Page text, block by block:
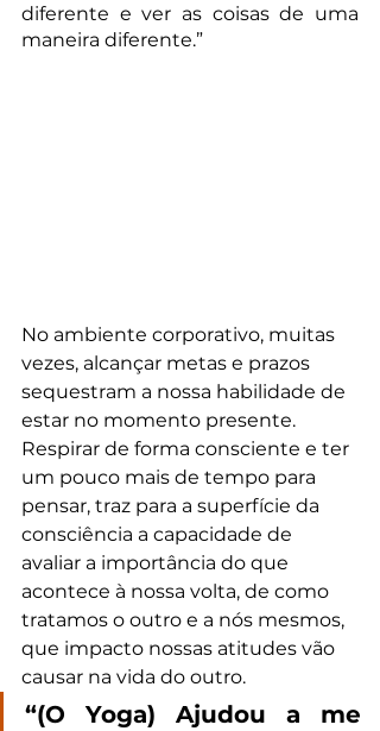
diferente e ver as coisas de uma
maneira diferente.”
No ambiente corporativo, muitas
vezes, alcançar metas e prazos
sequestram a nossa habilidade de
estar no momento presente.
Respirar de forma consciente e ter
um pouco mais de tempo para
pensar, traz para a superfície da
consciência a capacidade de
avaliar a importância do que
acontece à nossa volta, de como
tratamos o outro e a nós mesmos,
que impacto nossas atitudes vão
causar na vida do outro.
“(O Yoga) Ajudou a me